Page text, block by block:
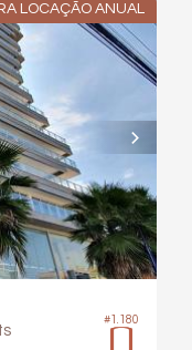
LOCAÇÃO ANUAL
#1.180